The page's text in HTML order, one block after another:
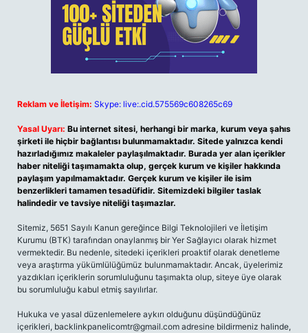
Reklam ve İletişim: Skype: live:.cid.575569c608265c69
Yasal Uyarı: Bu internet sitesi, herhangi bir marka, kurum veya şahıs
şirketi ile hiçbir bağlantısı bulunmamaktadır. Sitede yalnızca kendi
hazırladığımız makaleler paylaşılmaktadır. Burada yer alan içerikler
haber niteliği taşımamakta olup, gerçek kurum ve kişiler hakkında
paylaşım yapılmamaktadır. Gerçek kurum ve kişiler ile isim
benzerlikleri tamamen tesadüfidir. Sitemizdeki bilgiler taslak
halindedir ve tavsiye niteliği taşımazlar.
Sitemiz, 5651 Sayılı Kanun gereğince Bilgi Teknolojileri ve İletişim
Kurumu (BTK) tarafından onaylanmış bir Yer Sağlayıcı olarak hizmet
vermektedir. Bu nedenle, sitedeki içerikleri proaktif olarak denetleme
veya araştırma yükümlülüğümüz bulunmamaktadır. Ancak, üyelerimiz
yazdıkları içeriklerin sorumluluğunu taşımakta olup, siteye üye olarak
bu sorumluluğu kabul etmiş sayılırlar.
Hukuka ve yasal düzenlemelere aykırı olduğunu düşündüğünüz
içerikleri, backlinkpanelicomtr@gmail.com adresine bildirmeniz halinde,